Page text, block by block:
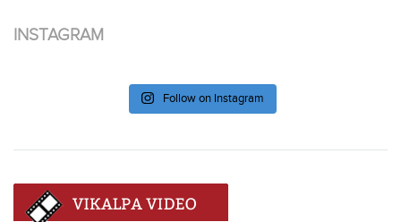
INSTAGRAM
Follow on Instagram